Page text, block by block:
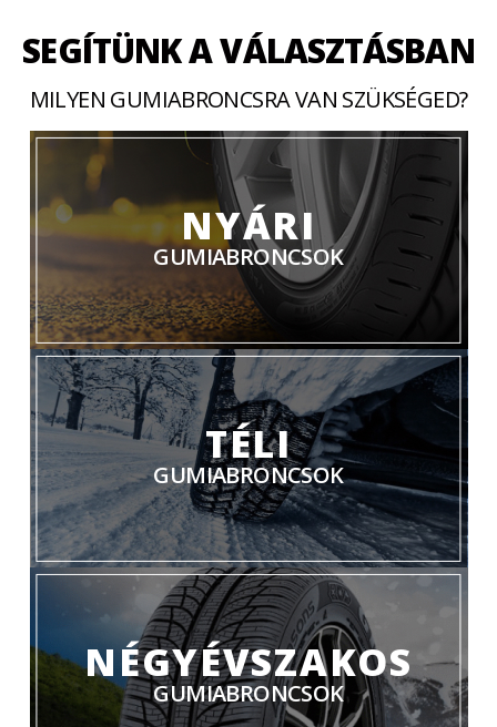
SEGÍTÜNK A VÁLASZTÁSBAN
MILYEN GUMIABRONCSRA VAN SZÜKSÉGED?
NYÁRI
GUMIABRONCSOK
TÉLI
GUMIABRONCSOK
NÉGYÉVSZAKOS
GUMIABRONCSOK